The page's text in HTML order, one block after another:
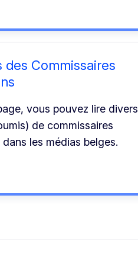
des Commissaires
vous pouvez lire divers
de commissaires
les médias belges.